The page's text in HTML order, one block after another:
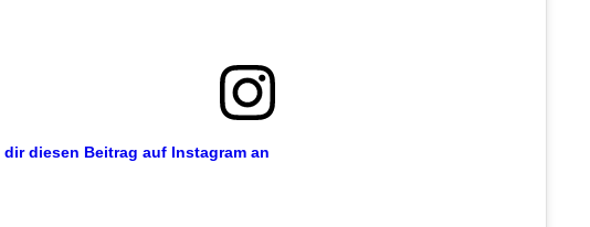
dir diesen Beitrag auf Instagram an